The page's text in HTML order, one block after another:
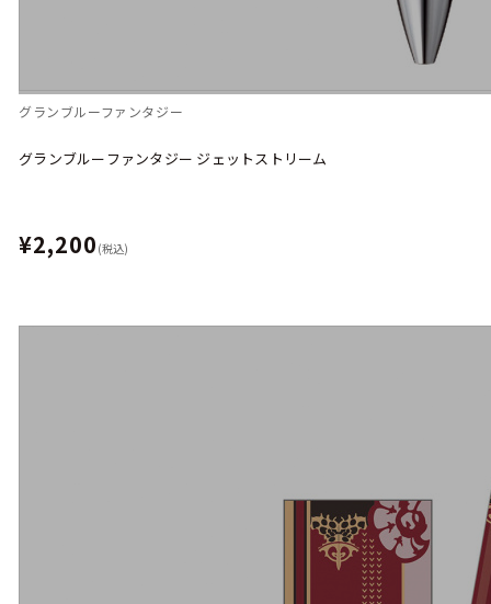
グランブルーファンタジー
グランブルーファンタジー ジェットストリーム
¥2,200 (税込)